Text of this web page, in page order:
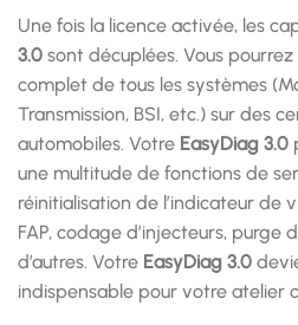
Une fois la licence activée, les
3.0 sont décuplées. Vous
complet de tous les systèmes
Transmission, BSI, etc.) sur des
automobiles. Votre EasyDiag 3.0
une multitude de fonctions de
réinitialisation de l’indicateur de
FAP, codage d’injecteurs, purge
d’autres. Votre EasyDiag 3.0
indispensable pour votre atelier